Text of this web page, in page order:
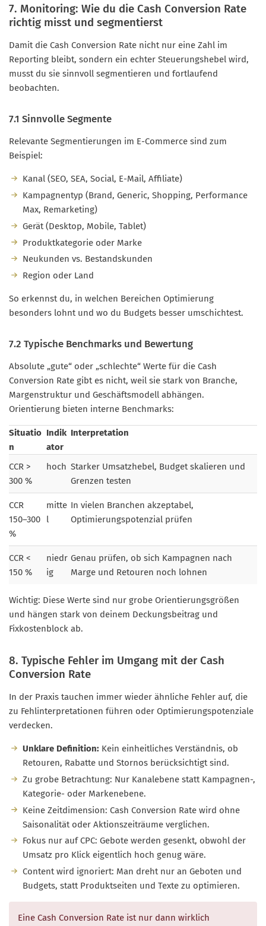
7. Monitoring: Wie du die Cash Conversion Rate
richtig misst und segmentierst
Damit die Cash Conversion Rate nicht nur eine Zahl im
Reporting bleibt, sondern ein echter Steuerungshebel wird,
musst du sie sinnvoll segmentieren und fortlaufend
beobachten.
7.1 Sinnvolle Segmente
Relevante Segmentierungen im E-Commerce sind zum
Beispiel:
Kanal (SEO, SEA, Social, E-Mail, Affiliate)
Kampagnentyp (Brand, Generic, Shopping, Performance
Max, Remarketing)
Gerät (Desktop, Mobile, Tablet)
Produktkategorie oder Marke
Neukunden vs. Bestandskunden
Region oder Land
So erkennst du, in welchen Bereichen Optimierung
besonders lohnt und wo du Budgets besser umschichtest.
7.2 Typische Benchmarks und Bewertung
Absolute „gute“ oder „schlechte“ Werte für die Cash
Conversion Rate gibt es nicht, weil sie stark von Branche,
Margenstruktur und Geschäftsmodell abhängen.
Orientierung bieten interne Benchmarks:
Situatio
n
Indik
ator
Interpretation
CCR >
300 %
hoch Starker Umsatzhebel, Budget skalieren und
Grenzen testen
CCR
150–300
%
mitte
l
In vielen Branchen akzeptabel,
Optimierungspotenzial prüfen
CCR <
150 %
niedr
ig
Genau prüfen, ob sich Kampagnen nach
Marge und Retouren noch lohnen
Wichtig: Diese Werte sind nur grobe Orientierungsgrößen
und hängen stark von deinem Deckungsbeitrag und
Fixkostenblock ab.
8. Typische Fehler im Umgang mit der Cash
Conversion Rate
In der Praxis tauchen immer wieder ähnliche Fehler auf, die
zu Fehlinterpretationen führen oder Optimierungspotenziale
verdecken.
Unklare Definition: Kein einheitliches Verständnis, ob
Retouren, Rabatte und Stornos berücksichtigt sind.
Zu grobe Betrachtung: Nur Kanalebene statt Kampagnen-,
Kategorie- oder Markenebene.
Keine Zeitdimension: Cash Conversion Rate wird ohne
Saisonalität oder Aktionszeiträume verglichen.
Fokus nur auf CPC: Gebote werden gesenkt, obwohl der
Umsatz pro Klick eigentlich hoch genug wäre.
Content wird ignoriert: Man dreht nur an Geboten und
Budgets, statt Produktseiten und Texte zu optimieren.
Eine Cash Conversion Rate ist nur dann wirklich